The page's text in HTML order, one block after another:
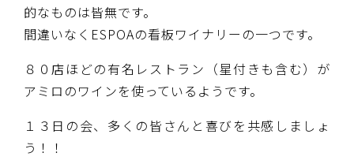
的なものは皆無です。
間違いなくESPOAの看板ワイナリーの一つです。
８０店ほどの有名レストラン（星付きも含む）が
アミロのワインを使っているようです。
１３日の会、多くの皆さんと喜びを共感しましょ
う！！